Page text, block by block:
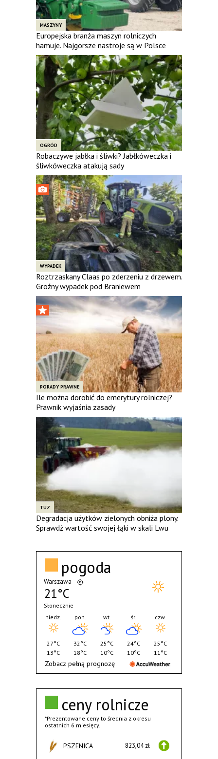
MASZYNY
Europejska branża maszyn rolniczych
hamuje. Najgorsze nastroje są w Polsce
OGRÓD
Robaczywe jabłka i śliwki? Jabłkóweczka i
śliwkóweczka atakują sady
WYPADEK
Roztrzaskany Claas po zderzeniu z drzewem.
Groźny wypadek pod Braniewem
PORADY PRAWNE
Ile można dorobić do emerytury rolniczej?
Prawnik wyjaśnia zasady
TUZ
Degradacja użytków zielonych obniża plony.
Sprawdź wartość swojej łąki w skali Lwu
ceny rolnicze
*Prezentowane ceny to średnia z okresu
ostatnich 6 miesięcy.
PSZENICA 823,04 zł
pogoda
Warszawa
21°C
Słonecznie
niedz.
27°C
13°C
pon.
32°C
18°C
wt.
25°C
10°C
śr.
24°C
10°C
czw.
25°C
11°C
Zobacz pełną prognozę